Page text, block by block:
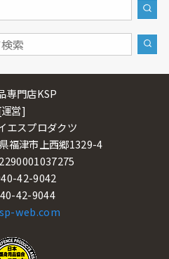
専門店KSP
営]
エスプロダクツ
福津市上西郷1329-4
42-9042
42-9044
web.com